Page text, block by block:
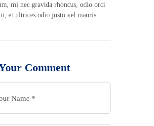
mi nec gravida rhoncus, odio orci
et ultrices odio justo vel mauris.
Comment